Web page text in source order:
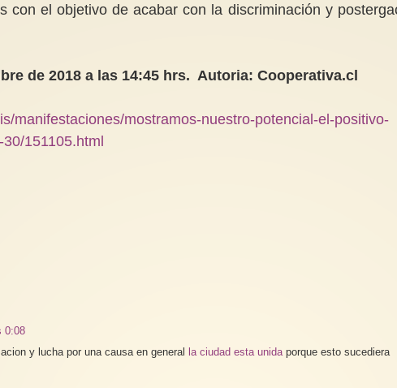
con el objetivo de acabar con la discriminación y
de 2018 a las 14:45 hrs. Autoria: Cooperativa.cl
manifestaciones/mostramos-nuestro-potencial-el-positivo-
151105.html
0:08
y lucha por una causa en general la ciudad esta unidaporque esto sucediera